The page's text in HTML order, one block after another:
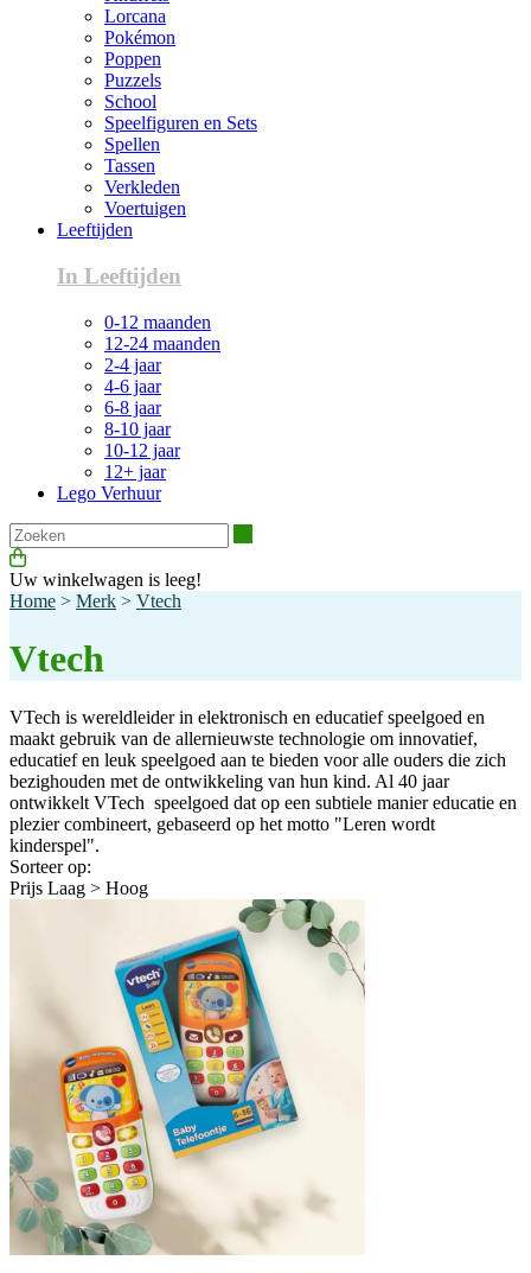
Lorcana
Pokémon
Poppen
Puzzels
School
Speelfiguren en Sets
Spellen
Tassen
Verkleden
Voertuigen
Leeftijden
In Leeftijden
0-12 maanden
12-24 maanden
2-4 jaar
4-6 jaar
6-8 jaar
8-10 jaar
10-12 jaar
12+ jaar
Lego Verhuur
Uw winkelwagen is leeg!
Home > Merk > Vtech
Vtech
VTech is wereldleider in elektronisch en educatief speelgoed en
maakt gebruik van de allernieuwste technologie om innovatief,
educatief en leuk speelgoed aan te bieden voor alle ouders die zich
bezighouden met de ontwikkeling van hun kind. Al 40 jaar
ontwikkelt VTech speelgoed dat op een subtiele manier educatie en
plezier combineert, gebaseerd op het motto "Leren wordt
kinderspel".
Sorteer op:
Prijs Laag > Hoog